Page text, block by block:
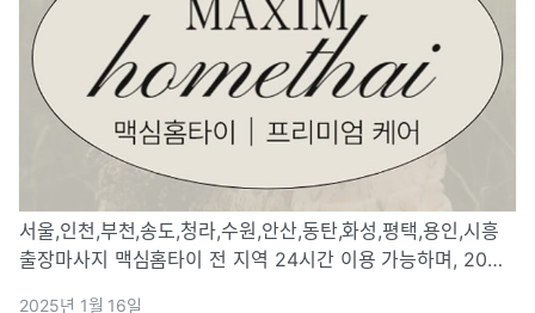
서울,인천,부천,송도,청라,수원,안산,동탄,화성,평택,용인,시흥
출장마사지 맥심홈타이 전 지역 24시간 이용 가능하며, 20대
2025년 1월 16일